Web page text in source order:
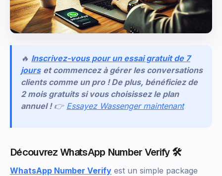
🔥 Inscrivez-vous pour un essai gratuit de 7
jours et commencez à gérer les conversations
clients comme un pro ! De plus, bénéficiez de
2 mois gratuits si vous choisissez le plan
annuel ! 👉 Essayez Wassenger maintenant
Découvrez WhatsApp Number Verify 🛠️
WhatsApp Number Verify est un simple package